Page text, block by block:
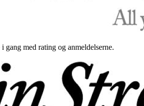
med rating og anmeldelserne.